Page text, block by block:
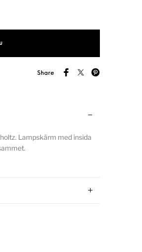
Share
Lampskärm med insida